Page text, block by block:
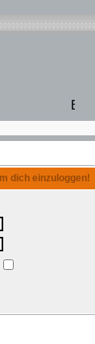
dich einzuloggen!